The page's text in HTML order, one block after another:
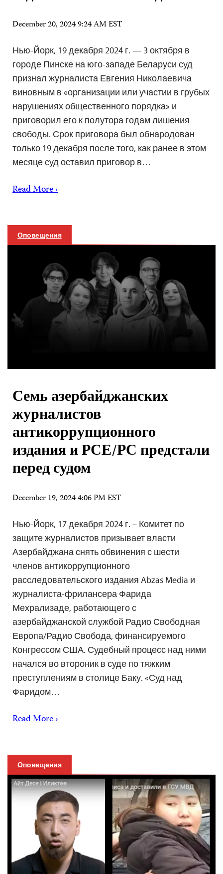
December 20, 2024 9:24 AM EST
Нью-Йорк, 19 декабря 2024 г. — 3 октября в
городе Пинске на юго-западе Беларуси суд
признал журналиста Евгения Николаевича
виновным в «организации или участии в грубых
нарушениях общественного порядка» и
приговорил его к полутора годам лишения
свободы. Срок приговора был обнародован
только 19 декабря после того, как ранее в этом
месяце суд оставил приговор в…
Read More ›
Оповещения
Семь азербайджанских
журналистов
антикоррупционного
издания и РСЕ/РС предстали
перед судом
December 19, 2024 4:06 PM EST
Нью-Йорк, 17 декабря 2024 г. – Комитет по
защите журналистов призывает власти
Азербайджана снять обвинения с шести
членов антикоррупционного
расследовательского издания Abzas Media и
журналиста-фрилансера Фарида
Мехрализаде, работающего с
азербайджанской службой Радио Свободная
Европа/Радио Свобода, финансируемого
Конгрессом США. Судебный процесс над ними
начался во второник в суде по тяжким
преступлениям в столице Баку. «Суд над
Фаридом…
Read More ›
Оповещения